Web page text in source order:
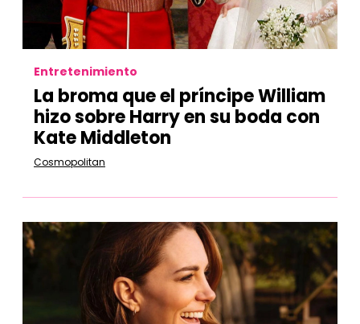
Entretenimiento
La broma que el príncipe William
hizo sobre Harry en su boda con
Kate Middleton
Cosmopolitan